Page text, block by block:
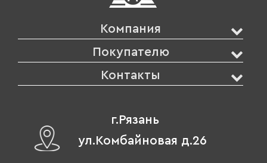
Компания
Покупателю
Контакты
г.Рязань
ул.Комбайновая д.26